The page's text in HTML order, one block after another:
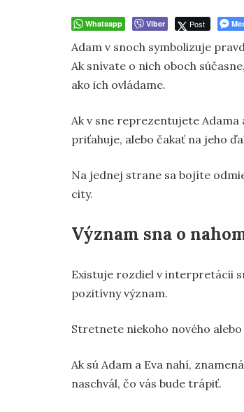
Whatsapp Viber Post
Adam v snoch symbolizuje
Ak snívate o nich oboch
ako ich ovládame.
Ak v sne reprezentujete Adama
priťahuje, alebo čakať na jeho
Na jednej strane sa bojíte
city.
Význam sna o
Existuje rozdiel v interpretácii
pozitívny význam.
Stretnete niekoho nového
Ak sú Adam a Eva nahí,
naschvál, čo vás bude trápiť.